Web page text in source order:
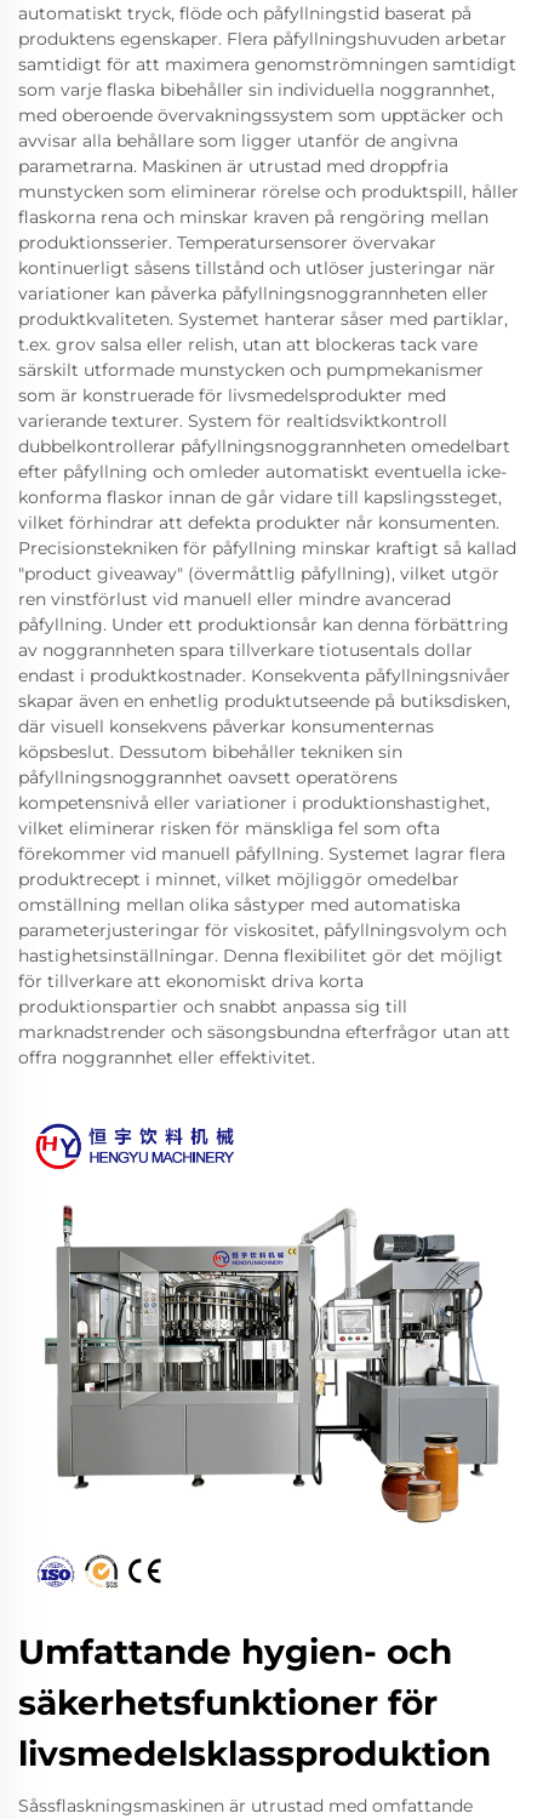
automatiskt tryck, flöde och påfyllningstid baserat på
produktens egenskaper. Flera påfyllningshuvuden arbetar
samtidigt för att maximera genomströmningen samtidigt
som varje flaska bibehåller sin individuella noggrannhet,
med oberoende övervakningssystem som upptäcker och
avvisar alla behållare som ligger utanför de angivna
parametrarna. Maskinen är utrustad med droppfria
munstycken som eliminerar rörelse och produktspill, håller
flaskorna rena och minskar kraven på rengöring mellan
produktionsserier. Temperatursensorer övervakar
kontinuerligt såsens tillstånd och utlöser justeringar när
variationer kan påverka påfyllningsnoggrannheten eller
produktkvaliteten. Systemet hanterar såser med partiklar,
t.ex. grov salsa eller relish, utan att blockeras tack vare
särskilt utformade munstycken och pumpmekanismer
som är konstruerade för livsmedelsprodukter med
varierande texturer. System för realtidsviktkontroll
dubbelkontrollerar påfyllningsnoggrannheten omedelbart
efter påfyllning och omleder automatiskt eventuella icke-
konforma flaskor innan de går vidare till kapslingssteget,
vilket förhindrar att defekta produkter når konsumenten.
Precisionstekniken för påfyllning minskar kraftigt så kallad
"product giveaway" (övermåttlig påfyllning), vilket utgör
ren vinstförlust vid manuell eller mindre avancerad
påfyllning. Under ett produktionsår kan denna förbättring
av noggrannheten spara tillverkare tiotusentals dollar
endast i produktkostnader. Konsekventa påfyllningsnivåer
skapar även en enhetlig produktutseende på butiksdisken,
där visuell konsekvens påverkar konsumenternas
köpsbeslut. Dessutom bibehåller tekniken sin
påfyllningsnoggrannhet oavsett operatörens
kompetensnivå eller variationer i produktionshastighet,
vilket eliminerar risken för mänskliga fel som ofta
förekommer vid manuell påfyllning. Systemet lagrar flera
produktrecept i minnet, vilket möjliggör omedelbar
omställning mellan olika såstyper med automatiska
parameterjusteringar för viskositet, påfyllningsvolym och
hastighetsinställningar. Denna flexibilitet gör det möjligt
för tillverkare att ekonomiskt driva korta
produktionspartier och snabbt anpassa sig till
marknadstrender och säsongsbundna efterfrågor utan att
offra noggrannhet eller effektivitet.
Umfattande hygien- och
säkerhetsfunktioner för
livsmedelsklassproduktion
Såssflaskningsmaskinen är utrustad med omfattande